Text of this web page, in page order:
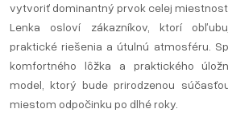
vytvoriť dominantný prvok celej
Lenka osloví zákazníkov, ktorí
praktické riešenia a útulnú atmosféru.
komfortného lôžka a praktického
model, ktorý bude prirodzenou
miestom odpočinku po dlhé roky.